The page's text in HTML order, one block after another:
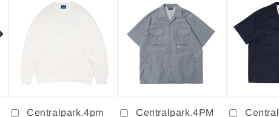
Centralpark.4pm
Centralpark.4PM